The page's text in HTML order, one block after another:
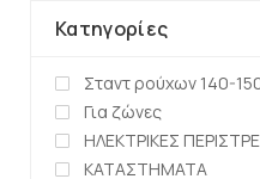
Κατηγορίες
Σταντ ρούχων 140-
Για ζώνες
ΗΛΕΚΤΡΙΚΕΣ
ΚΑΤΑΣΤΗΜΑΤΑ